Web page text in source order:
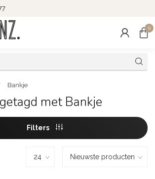
0
Bankje
met Bankje
Filters